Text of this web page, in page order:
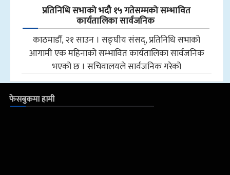
प्रतिनिधि सभाको भदौ १५ गतेसम्मको सम्भावित
कार्यतालिका सार्वजनिक
काठमाडौँ, २१ साउन । सङ्घीय संसद्, प्रतिनिधि सभाको
आगामी एक महिनाको सम्भावित कार्यतालिका सार्वजनिक
भएको छ । सचिवालयले सार्वजनिक गरेको
फेसबुकमा हामी